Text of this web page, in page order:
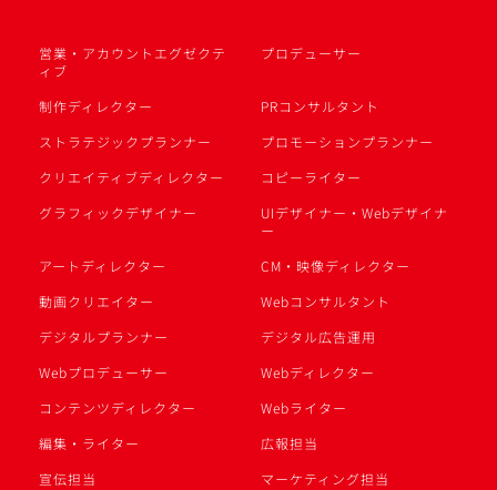
営業・アカウントエグゼクテ
ィブ
プロデューサー
制作ディレクター
PRコンサルタント
ストラテジックプランナー
プロモーションプランナー
クリエイティブディレクター
コピーライター
グラフィックデザイナー
UIデザイナー・Webデザイナ
ー
アートディレクター
CM・映像ディレクター
動画クリエイター
Webコンサルタント
デジタルプランナー
デジタル広告運用
Webプロデューサー
Webディレクター
コンテンツディレクター
Webライター
編集・ライター
広報担当
宣伝担当
マーケティング担当